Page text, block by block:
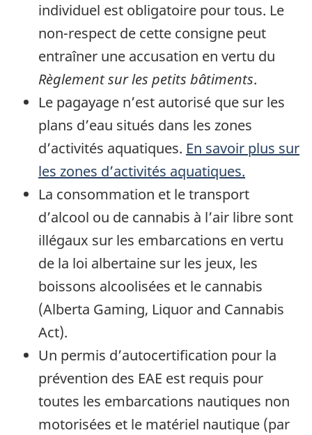
individuel est obligatoire pour tous. Le
non-respect de cette consigne peut
entraîner une accusation en vertu du
Règlement sur les petits bâtiments.
Le pagayage n’est autorisé que sur les
plans d’eau situés dans les zones
d’activités aquatiques. En savoir plus sur
les zones d’activités aquatiques.
La consommation et le transport
d’alcool ou de cannabis à l’air libre sont
illégaux sur les embarcations en vertu
de la loi albertaine sur les jeux, les
boissons alcoolisées et le cannabis
(Alberta Gaming, Liquor and Cannabis
Act).
Un permis d’autocertification pour la
prévention des EAE est requis pour
toutes les embarcations nautiques non
motorisées et le matériel nautique (par